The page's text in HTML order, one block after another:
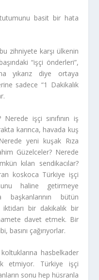
basit bir hata
zihniyete karşı ülkenin
“işçi önderleri”,
yıkarız diye ortaya
sadece “1 Dakikalık
işçi sınıfının iş
karınca, havada kuş
yeni kuşak Rıza
Güzelceler? Nerede
kılan sendikacılar?
koskoca Türkiye işçi
haline getirmeye
başkanlarının bütün
iktidarı bir dakikalık bir
davet etmek. Bir
basını çağırıyorlar.
hasbelkader
etmiyor. Türkiye işçi
sonu hep hüsranla